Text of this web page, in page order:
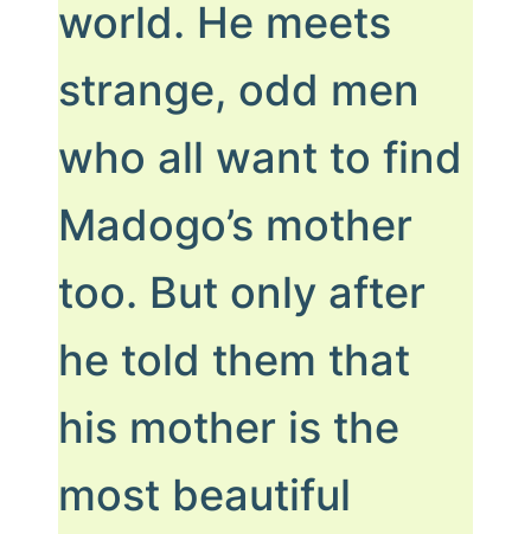
world. He meets
strange, odd men
who all want to find
Madogo’s mother
too. But only after
he told them that
his mother is the
most beautiful